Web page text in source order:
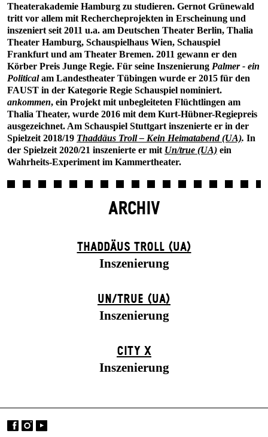
Theaterakademie Hamburg zu studieren. Gernot Grünewald
tritt vor allem mit Rechercheprojekten in Erscheinung und
inszeniert seit 2011 u.a. am Deutschen Theater Berlin, Thalia
Theater Hamburg, Schauspielhaus Wien, Schauspiel
Frankfurt und am Theater Bremen. 2011 gewann er den
Körber Preis Junge Regie. Für seine Inszenierung Palmer - ein
Politicalam Landestheater Tübingen wurde er 2015 für den
FAUST in der Kategorie Regie Schauspiel nominiert.
ankommen, ein Projekt mit unbegleiteten Flüchtlingen am
Thalia Theater, wurde 2016 mit dem Kurt-Hübner-Regiepreis
ausgezeichnet. Am Schauspiel Stuttgart inszenierte er in der
Spielzeit 2018/19 Thaddäus Troll – Kein Heimatabend (UA). In
der Spielzeit 2020/21 inszenierte er mit Un/true (UA) ein
Wahrheits-Experiment im Kammertheater.
ARCHIV
THADDÄUS TROLL (UA)
Inszenierung
UN/TRUE (UA)
Inszenierung
CITY X
Inszenierung